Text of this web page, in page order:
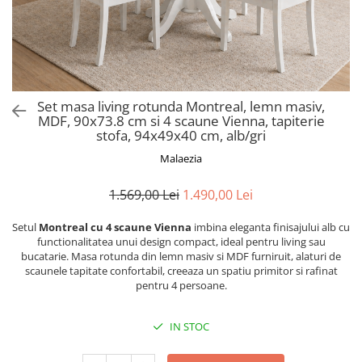
Saltele Pocket
Saltele cu arcuri impachetate
individual
Saltele Memory Pocket
Saltele Memory Foam
Saltele Memory Pocket
Saltele cu plasa arcuri
Saltele cu spuma poliuretanica
Saltele Latex
Saltele Memory
Saltele 140x200
Noptiere
Paturi
Seturi de pat si saltea
Masute de toaleta
Mobilier living
Scaune pentru living
Seturi comode living si vitrine
Set mese plus scaune
Mobilier birou
Scaune ergonomice
Etajere Birou
Scaune pentru vizitatori
Scaune birou
Scaune profesionale
Scaune Lemn
Scaune birou copii
Scaune resigilate
Scaune terasa si outdoor
Set masa living rotunda Montreal, lemn masiv,
MDF, 90x73.8 cm si 4 scaune Vienna, tapiterie
stofa, 94x49x40 cm, alb/gri
Malaezia
1.569,00 Lei 1.490,00 Lei
Setul Montreal cu 4 scaune Vienna imbina eleganta finisajului alb cu
functionalitatea unui design compact, ideal pentru living sau
bucatarie. Masa rotunda din lemn masiv si MDF furniruit, alaturi de
scaunele tapitate confortabil, creeaza un spatiu primitor si rafinat
pentru 4 persoane.
IN STOC